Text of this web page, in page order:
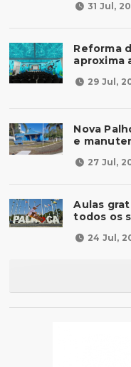
31 Jul,
Reforma
aproxima
29 Jul,
Nova
e
27 Jul,
Aulas
todos os
24 Jul,